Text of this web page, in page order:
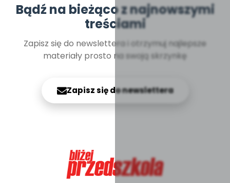
Bądź na bieżąco z najnowszymi
treściami
Zapisz się do newslettera i otrzymuj najlepsze
materiały prosto na swoją skrzynkę
Zapisz się do newslettera